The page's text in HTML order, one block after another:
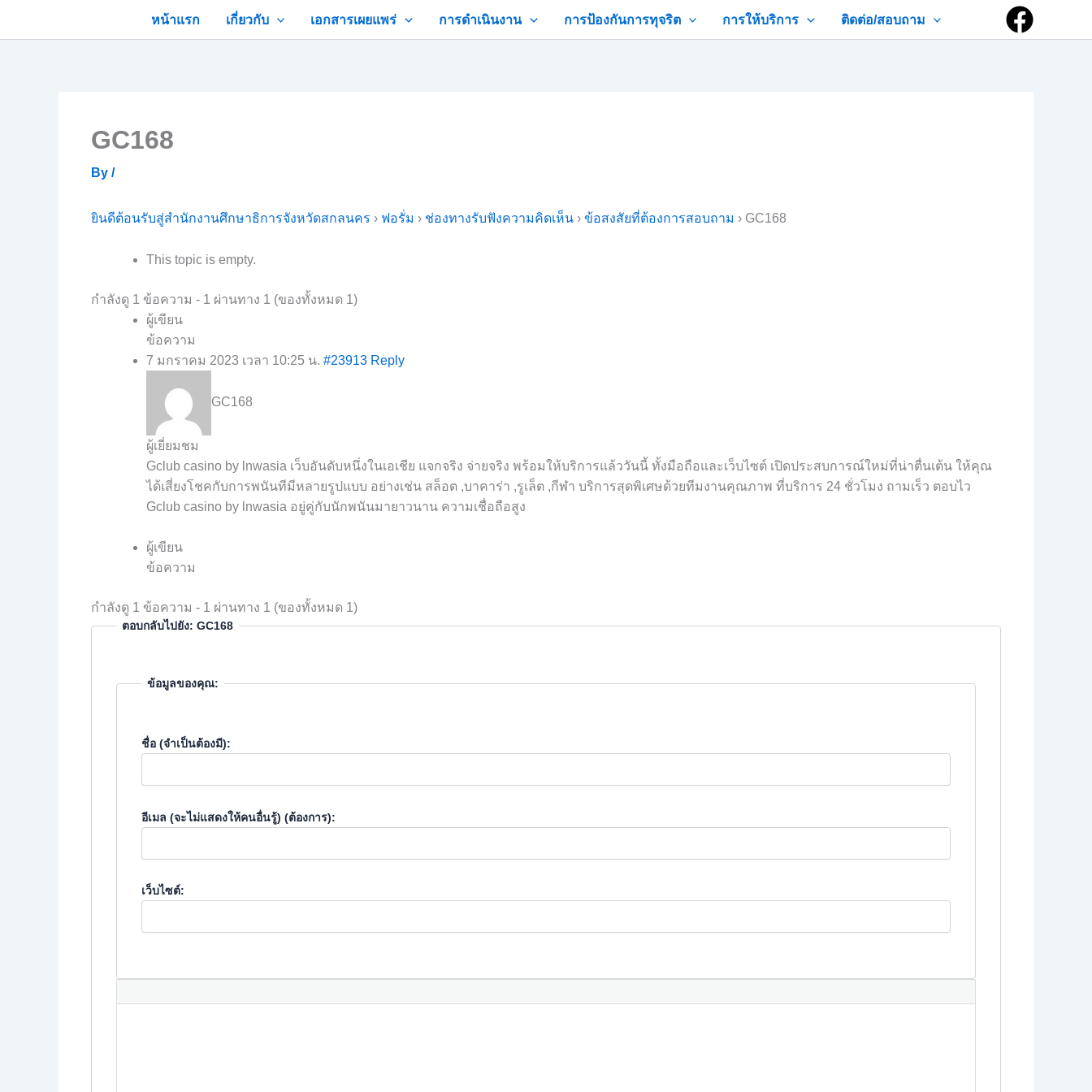
หน้าแรก เกี่ยวกับ เอกสารเผยแพร่ การดำเนินงาน การป้องกันการทุจริต การให้บริการ ติดต่อ/สอบถาม
GC168
By /
ยินดีต้อนรับสู่สำนักงานศึกษาธิการจังหวัดสกลนคร › ฟอรั่ม › ช่องทางรับฟังความคิดเห็น › ข้อสงสัยที่ต้องการสอบถาม › GC168
This topic is empty.
กำลังดู 1 ข้อความ - 1 ผ่านทาง 1 (ของทั้งหมด 1)
ผู้เขียน
ข้อความ
7 มกราคม 2023 เวลา 10:25 น. #23913 Reply
GC168
ผู้เยี่ยมชม
Gclub casino by lnwasia เว็บอันดับหนึ่งในเอเชีย แจกจริง จ่ายจริง พร้อมให้บริการแล้ววันนี้ ทั้งมือถือและเว็บไซต์ เปิดประสบการณ์ใหม่ที่น่าตื่นเต้น ให้คุณ
ได้เสี่ยงโชคกับการพนันทีมีหลายรูปแบบ อย่างเช่น สล็อต ,บาคาร่า ,รูเล็ต ,กีฬา บริการสุดพิเศษด้วยทีมงานคุณภาพ ที่บริการ 24 ชั่วโมง ถามเร็ว ตอบไว
Gclub casino by lnwasia อยู่คู่กับนักพนันมายาวนาน ความเชื่อถือสูง
ผู้เขียน
ข้อความ
กำลังดู 1 ข้อความ - 1 ผ่านทาง 1 (ของทั้งหมด 1)
ตอบกลับไปยัง: GC168
ข้อมูลของคุณ:
ชื่อ (จำเป็นต้องมี):
อีเมล (จะไม่แสดงให้คนอื่นรู้) (ต้องการ):
เว็บไซต์: